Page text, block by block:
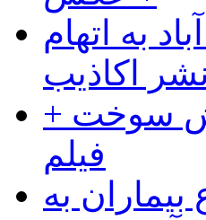
به اتهام
نشر اکاذیب
سوخت +
فیلم
بیماران به